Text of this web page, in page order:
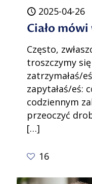
2025-04-26
Ciało
Często,
troszczymy
zatrzymałaś/
zapytałaś/eś:
codziennym
przeoczyć
[…]
16